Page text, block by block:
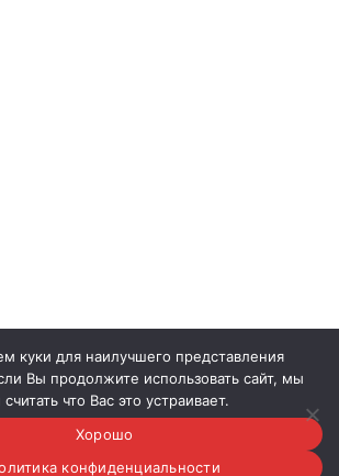
© 2020-2026
куки для наилучшего представления
Вы продолжите использовать сайт, мы
что Вас это устраивает.
Хорошо
конфиденциальности